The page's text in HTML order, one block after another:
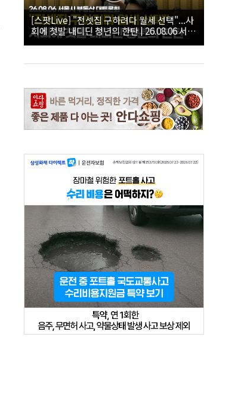
[스팟Live] "전셋집 구하려다 월세 선택"...사
회에 첫발 내디딘 청년의 한탄 | 26.08.06 서울
시 부동산 대토론회